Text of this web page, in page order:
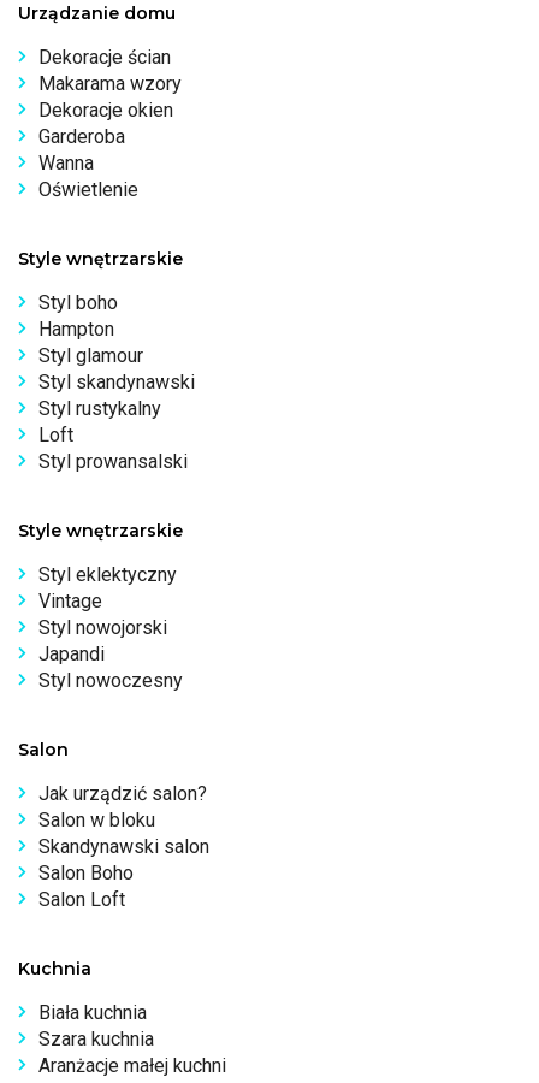
Urządzanie domu
Dekoracje ścian
Makarama wzory
Dekoracje okien
Garderoba
Wanna
Oświetlenie
Style wnętrzarskie
Styl boho
Hampton
Styl glamour
Styl skandynawski
Styl rustykalny
Loft
Styl prowansalski
Style wnętrzarskie
Styl eklektyczny
Vintage
Styl nowojorski
Japandi
Styl nowoczesny
Salon
Jak urządzić salon?
Salon w bloku
Skandynawski salon
Salon Boho
Salon Loft
Kuchnia
Biała kuchnia
Szara kuchnia
Aranżacje małej kuchni